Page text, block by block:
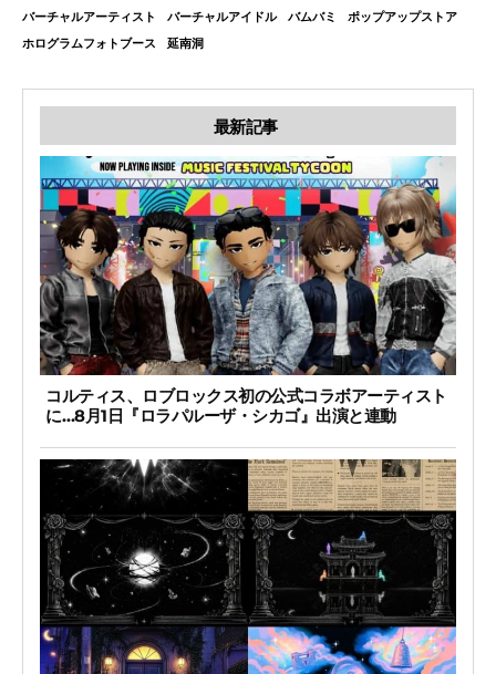
バーチャルアーティスト
バーチャルアイドル バムバミ
ポップアップストア
ホログラムフォトブース
延南洞
最新記事
コルティス、ロブロックス初の公式コラボアーティスト
に…8月1日『ロラパルーザ・シカゴ』出演と連動